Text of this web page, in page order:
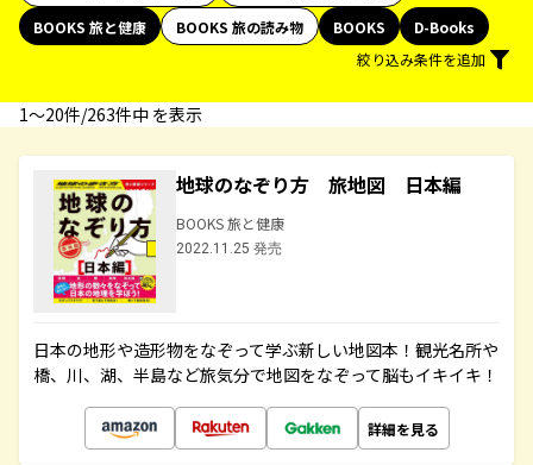
BOOKS 旅と健康
BOOKS 旅の読み物 BOOKS
D-Books
絞り込み条件を追加
1〜20件/263件中 を表示
地球のなぞり方 旅地図 日本編
BOOKS 旅と健康
2022.11.25 発売
日本の地形や造形物をなぞって学ぶ新しい地図本！観光名所や
橋、川、湖、半島など旅気分で地図をなぞって脳もイキイキ！
詳細を見る